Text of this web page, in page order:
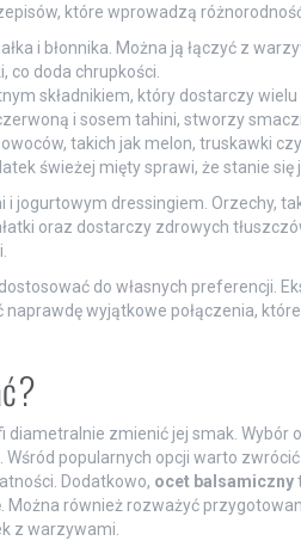
które wprowadzą
i błonnika. Można ją łączyć z
co doda chrupkości.
składnikiem, który dostarczy
i sosem tahini, stworzy
owoców, takich jak melon, truskawki
świeżej mięty sprawi, że stanie
jogurtowym dressingiem. Orzechy,
oraz dostarczy zdrowych
do własnych preferencji.
wyjątkowe połączenia,
diametralnie zmienić jej smak. Wybór
popularnych opcji warto
Dodatkowo, ocet balsamiczny
Można również rozważyć
z warzywami.